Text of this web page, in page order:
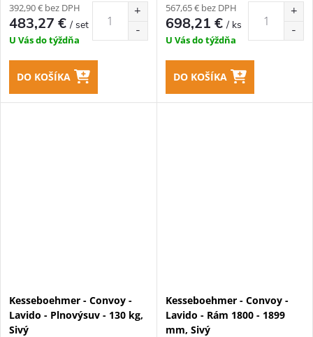
392,90 € bez DPH
483,27 €/ set
U Vás do týždňa
DO KOŠÍKA
567,65 € bez DPH
698,21 €/ ks
U Vás do týždňa
DO KOŠÍKA
Kesseboehmer - Convoy -
Lavido - Plnovýsuv - 130 kg,
Sivý
Kesseboehmer - Convoy -
Lavido - Rám 1800 - 1899
mm, Sivý